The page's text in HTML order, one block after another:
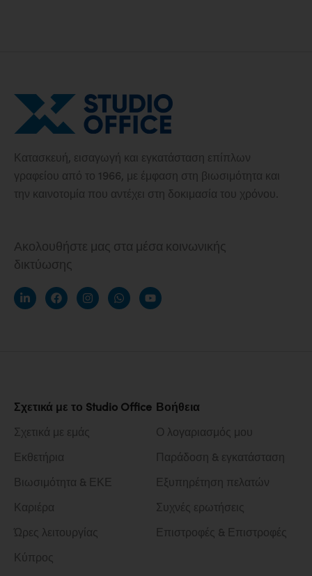
Κατασκευή, εισαγωγή και εγκατάσταση επίπλων
γραφείου από το 1966, με έμφαση στη βιωσιμότητα και
την καινοτομία που αντέχει στη δοκιμασία του χρόνου.
Ακολουθήστε μας στα μέσα κοινωνικής
δικτύωσης
Σχετικά με το Studio Office
Σχετικά με εμάς
Εκθετήρια
Βιωσιμότητα & ΕΚΕ
Καριέρα
Ώρες λειτουργίας
Κύπρος
Βοήθεια
Ο λογαριασμός μου
Παράδοση & εγκατάσταση
Εξυπηρέτηση πελατών
Συχνές ερωτήσεις
Επιστροφές & Επιστροφές